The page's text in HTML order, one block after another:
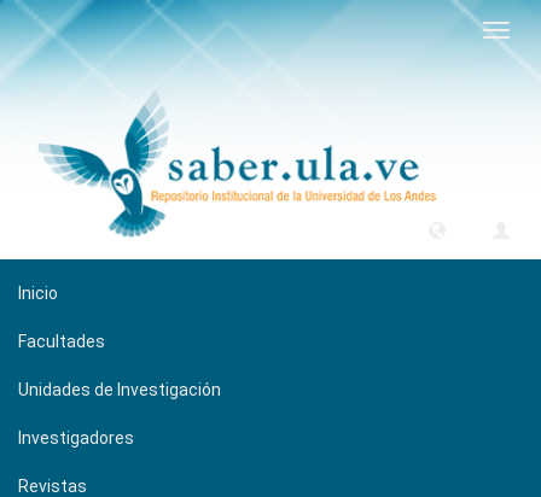
Inicio
Facultades
Unidades de Investigación
Investigadores
Revistas